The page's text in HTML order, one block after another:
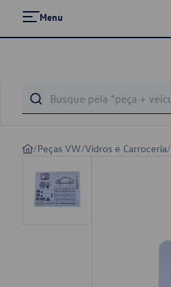
Menu
/Peças VW/Vidros e Carroceria/